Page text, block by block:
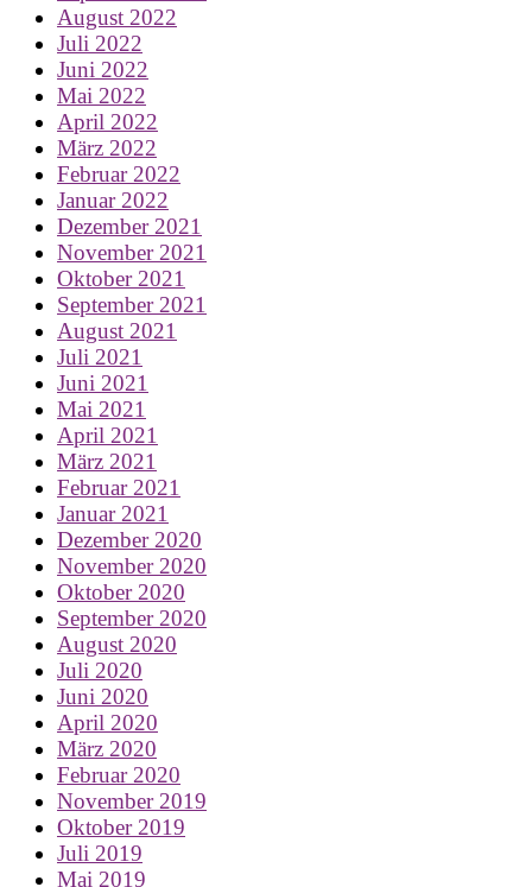
August 2022
Juli 2022
Juni 2022
Mai 2022
April 2022
März 2022
Februar 2022
Januar 2022
Dezember 2021
November 2021
Oktober 2021
September 2021
August 2021
Juli 2021
Juni 2021
Mai 2021
April 2021
März 2021
Februar 2021
Januar 2021
Dezember 2020
November 2020
Oktober 2020
September 2020
August 2020
Juli 2020
Juni 2020
April 2020
März 2020
Februar 2020
November 2019
Oktober 2019
Juli 2019
Mai 2019